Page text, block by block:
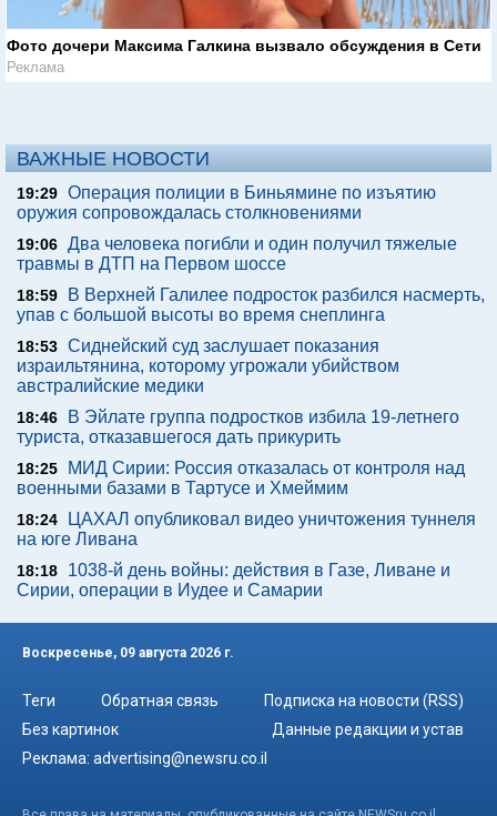
Фото дочери Максима Галкина вызвало обсуждения в Сети
Реклама
ВАЖНЫЕ НОВОСТИ
19:29 Операция полиции в Биньямине по изъятию
оружия сопровождалась столкновениями
19:06 Два человека погибли и один получил тяжелые
травмы в ДТП на Первом шоссе
18:59
В Верхней Галилее подросток разбился насмерть,
упав с большой высоты во время снеплинга
18:53 Сиднейский суд заслушает показания
израильтянина, которому угрожали убийством
австралийские медики
18:46
В Эйлате группа подростков избила 19-летнего
туриста, отказавшегося дать прикурить
18:25
МИД Сирии: Россия отказалась от контроля над
военными базами в Тартусе и Хмеймим
18:24
ЦАХАЛ опубликовал видео уничтожения туннеля
на юге Ливана
18:18
1038-й день войны: действия в Газе, Ливане и
Сирии, операции в Иудее и Самарии
Воскресенье, 09 августа 2026 г.
Теги Обратная связь
Подписка на новости (RSS)
Без картинок
Данные редакции и устав
Реклама: advertising@newsru.co.il